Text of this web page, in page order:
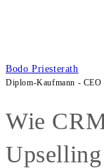
Bodo Priesterath
Diplom-Kaufmann -
Wie